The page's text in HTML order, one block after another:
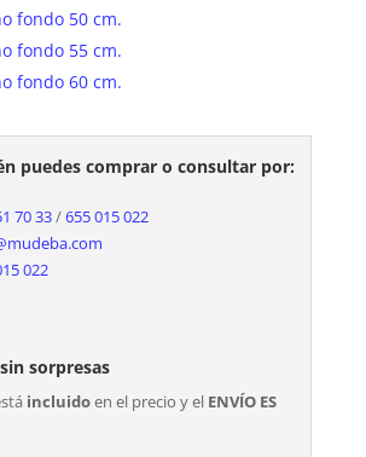
fondo 50 cm.
fondo 55 cm.
fondo 60 cm.
puedes comprar o consultar por:
70 33/655 015 022
022
sorpresas
incluidoen el precio y el ENVÍO ES